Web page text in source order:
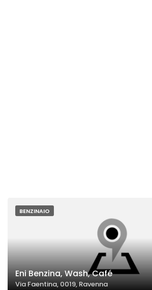
BENZINAIO
Eni Benzina, Wash, Café
Via Faentina, 0019, Ravenna